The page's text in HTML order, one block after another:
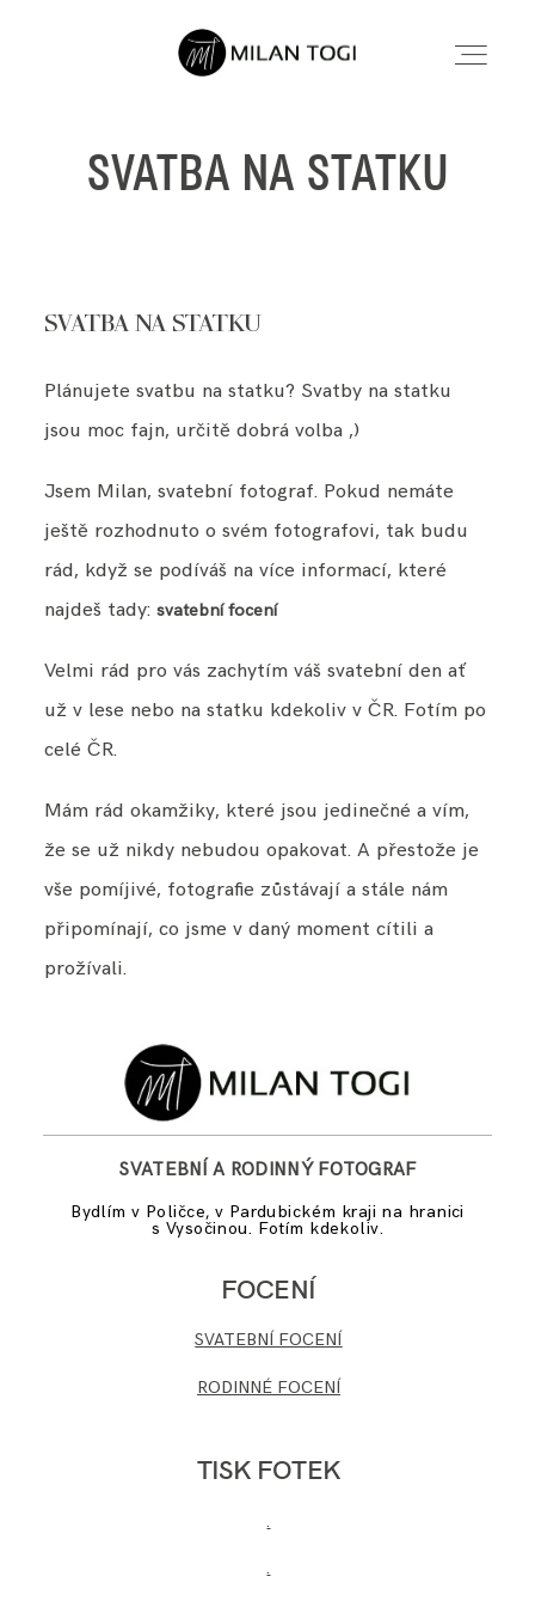
SVATEBNÍ FOCENÍ
INFORMACE
O MNĚ
SVATEBNÍ FOCENÍ
INFORMACE
O MNĚ
SVATBA NA STATKU
SVATBA NA STATKU
Plánujete svatbu na statku? Svatby na statku
jsou moc fajn, určitě dobrá volba ,)
Jsem Milan, svatební fotograf. Pokud nemáte
ještě rozhodnuto o svém fotografovi, tak budu
rád, když se podíváš na více informací, které
najdeš tady:svatební focení
Velmi rád pro vás zachytím váš svatební den ať
už v lese nebo na statku kdekoliv v ČR. Fotím po
celé ČR.
Mám rád okamžiky, které jsou jedinečné a vím,
že se už nikdy nebudou opakovat. A přestože je
vše pomíjivé, fotografie zůstávají a stále nám
připomínají, co jsme v daný moment cítili a
prožívali.
FOCENÍ
TISK FOTEK
.
SVATEBNÍ A RODINNÝ FOTOGRAF
SVATEBNÍ FOCENÍ
Bydlím v Poličce, v Pardubickém kraji na hranici
s Vysočinou. Fotím kdekoliv.
RODINNÉ FOCENÍ
.